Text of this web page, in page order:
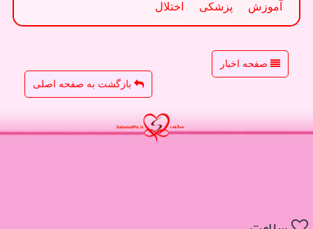
آموزش
پزشكی اختلال
صفحه اخبار
بازگشت به صفحه اصلی